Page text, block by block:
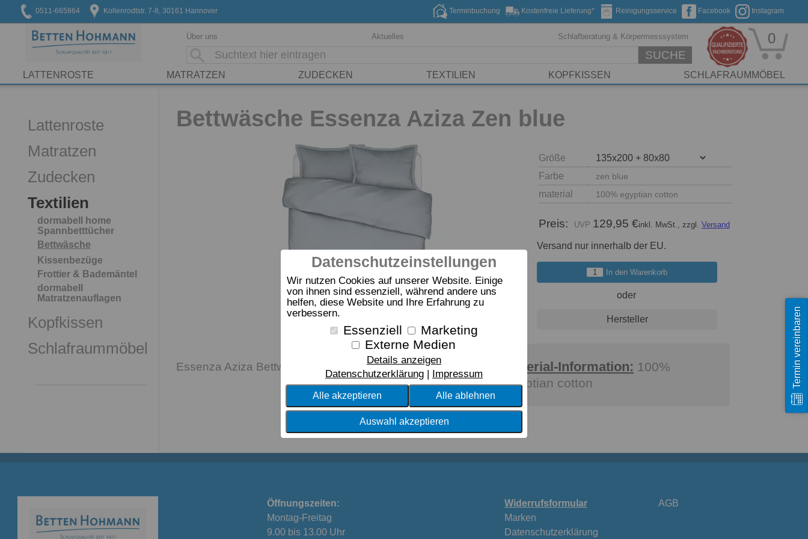
Datenschutzeinstellungen
Wir nutzen Cookies auf unserer Website. Einige
von ihnen sind essenziell, während andere uns
helfen, diese Website und Ihre Erfahrung zu
verbessern.
Essenziell
Marketing
Externe Medien
Details anzeigen
Datenschutzerklärung
Impressum
Alle akzeptieren Alle ablehnen
Auswahl akzeptieren
0511-665864 Kollenrodtstr. 7-8, 30161 Hannover Instagram
Facebook
Reinigungsservice
Kostenfreie Lieferung*
Terminbuchung
Über uns Aktuelles Schlafberatung & Körpermesssystem
SUCHE
0
LATTENROSTE MATRATZEN ZUDECKEN TEXTILIEN KOPFKISSEN SCHLAFRAUMMÖBEL
Lattenroste
Matratzen
Zudecken
Textilien
dormabell home
Spannbetttücher
Bettwäsche
Kissenbezüge
Frottier & Bademäntel
dormabell
Matratzenauflagen
Kopfkissen
Schlafraummöbel
Bettwäsche Essenza Aziza Zen blue
Größe
Farbe
zen blue
material 100% egyptian cotton
Preis: 129,95 €inkl. MwSt., zzgl. Versand
Versand nur innerhalb der EU.
In den Warenkorb
oder
Hersteller
Essenza Aziza Bettwäsche Material-Information: 100%
egyptian cotton
Termin vereinbaren
Öffnungszeiten:
Montag-Freitag
9.00 bis 13.00 Uhr
Widerrufsformular
Marken
Datenschutzerklärung
AGB